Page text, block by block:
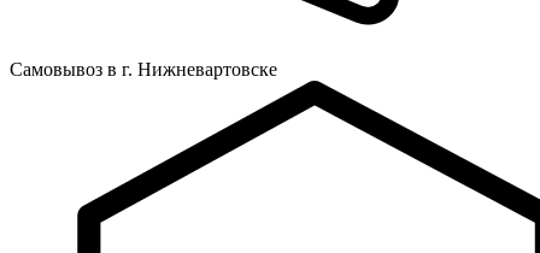
Самовывоз в г. Нижневартовске